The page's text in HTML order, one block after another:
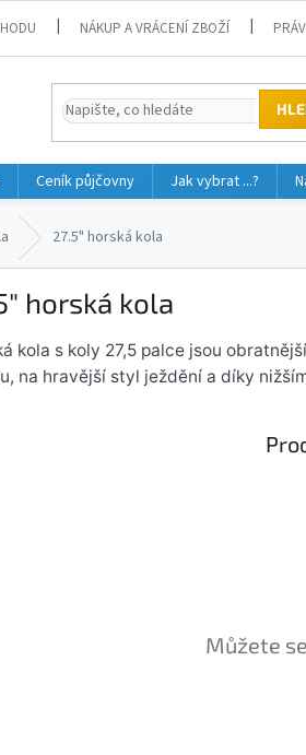
NÁKUP A VRÁCENÍ ZBOŽÍ
Ceník půjčovny Jak vybrat ...?
27.5" horská kola
horská kola
kola s koly 27,5 palce jsou
na hravější styl ježdění a díky
Můžete